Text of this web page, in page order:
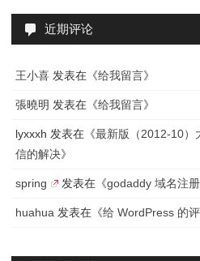
近期评论
王小喜 发表在《给我留言》
張曉明 发表在《给我留言》
lyxxxh 发表在《最新版（2012-10）
信的解决》
spring 发表在《godaddy 域名注
huahua 发表在《给 WordPress 的